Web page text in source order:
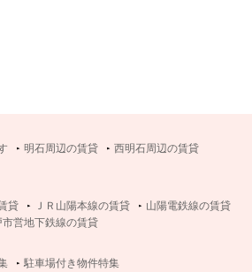
明石周辺の賃貸
西明石周辺の賃貸
貸
ＪＲ山陽本線の賃貸
山陽電鉄線の賃貸
市営地下鉄線の賃貸
駐車場付き物件特集